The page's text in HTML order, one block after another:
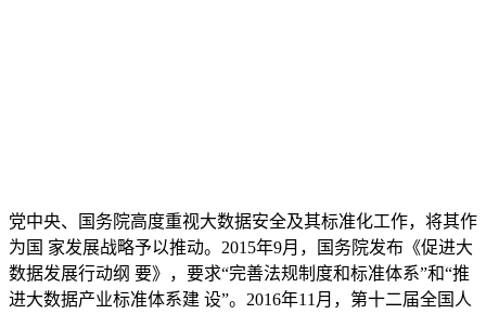
党中央、国务院高度重视大数据安全及其标准化工作，将其作
为国 家发展战略予以推动。2015年9月，国务院发布《促进大
数据发展行动纲 要》，要求“完善法规制度和标准体系”和“推
进大数据产业标准体系建 设”。2016年11月，第十二届全国人